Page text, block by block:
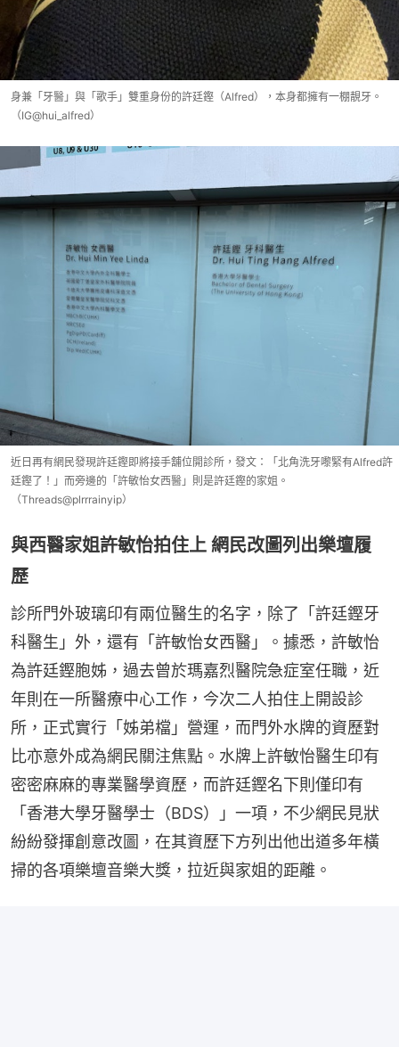
身兼「牙醫」與「歌手」雙重身份的許廷鏗（Alfred），本身都擁有一棚靚牙。
（IG@hui_alfred）
近日再有網民發現許廷鏗即將接手舖位開診所，發文：「北角洗牙嚟緊有Alfred許
廷鏗了！」而旁邊的「許敏怡女西醫」則是許廷鏗的家姐。
（Threads@plrrrainyip）
與西醫家姐許敏怡拍住上 網民改圖列出樂壇履
歷
診所門外玻璃印有兩位醫生的名字，除了「許廷鏗牙
科醫生」外，還有「許敏怡女西醫」。據悉，許敏怡
為許廷鏗胞姊，過去曾於瑪嘉烈醫院急症室任職，近
年則在一所醫療中心工作，今次二人拍住上開設診
所，正式實行「姊弟檔」營運，而門外水牌的資歷對
比亦意外成為網民關注焦點。水牌上許敏怡醫生印有
密密麻麻的專業醫學資歷，而許廷鏗名下則僅印有
「香港大學牙醫學士（BDS）」一項，不少網民見狀
紛紛發揮創意改圖，在其資歷下方列出他出道多年橫
掃的各項樂壇音樂大獎，拉近與家姐的距離。